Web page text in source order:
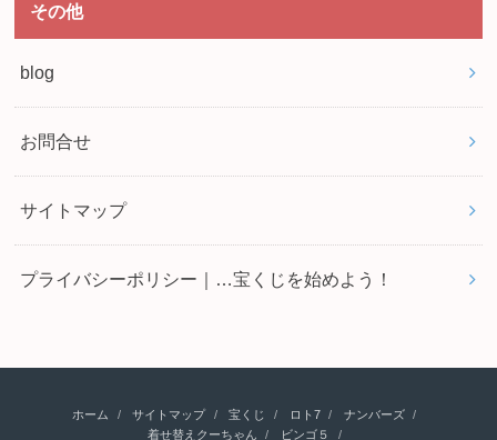
その他
blog
お問合せ
サイトマップ
プライバシーポリシー｜…宝くじを始めよう！
ホーム サイトマップ 宝くじ ロト7
ナンバーズ
着せ替えクーちゃん
ビンゴ５